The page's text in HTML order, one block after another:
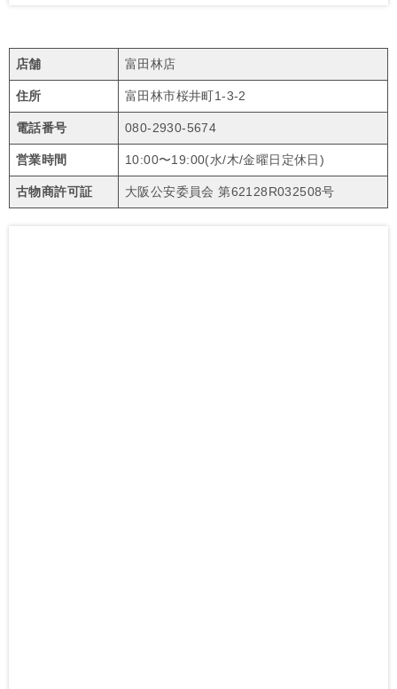
店舗 富田林店
住所 富田林市桜井町1-3-2
電話番号 080-2930-5674
営業時間 10:00〜19:00(水/木/金曜日定休日)
古物商許可証 大阪公安委員会 第62128R032508号